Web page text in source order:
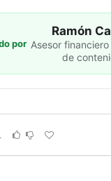
por
Ramón
Asesor
de